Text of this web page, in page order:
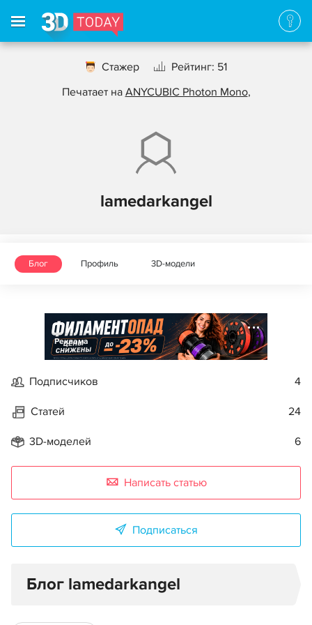
Стажер
Рейтинг: 51
Печатает на ANYCUBIC Photon Mono,
lamedarkangel
Блог Профиль 3D-модели
Реклама
Подписчиков 4
Статей 24
3D-моделей 6
Написать статью
Подписаться
Блог lamedarkangel